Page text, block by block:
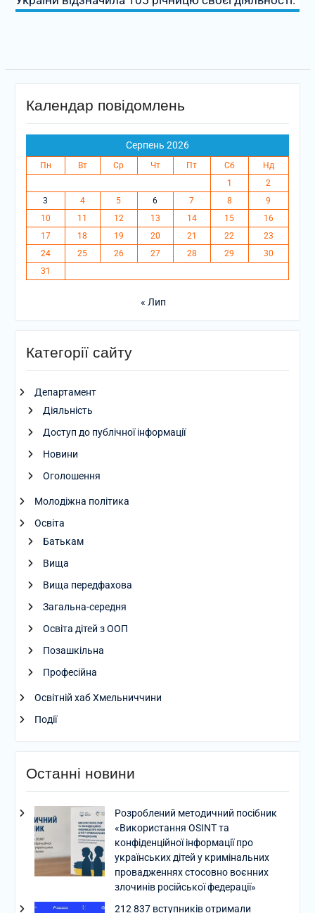
Календар повідомлень
Серпень 2026
Пн Вт Ср Чт Пт Сб
Нд
1
2
3
4 5 6 7 8
9
10
11 12 13 14 15
16
17
18 19 20 21 22
23
24
25 26 27 28 29
30
31
« Лип
Категорії сайту
Департамент
Діяльність
Доступ до публічної інформації
Новини
Оголошення
Молодіжна політика
Освіта
Батькам
Вища
Вища передфахова
Загальна-середня
Освіта дітей з ООП
Позашкільна
Професійна
Освітній хаб Хмельниччини
Події
Останні новини
Розроблений методичний посібник
«Використання OSINT та
конфіденційної інформації про
українських дітей у кримінальних
провадженнях стосовно воєнних
злочинів російської федерації»
212 837 вступників отримали